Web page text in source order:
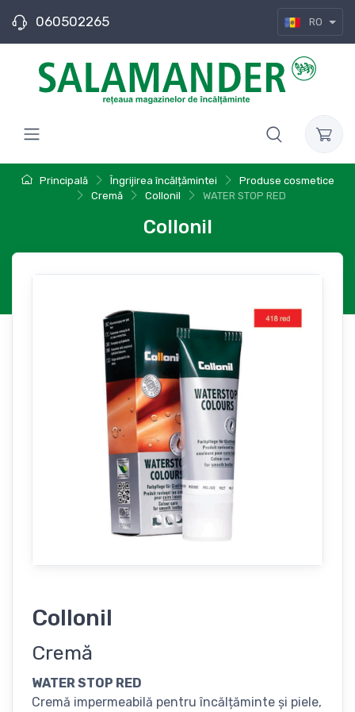
060502265 RO
Principală Îngrijirea încălțămintei
Produse cosmetice
Cremă
Collonil WATER STOP RED
Collonil
Collonil
Cremă
WATER STOP RED
Сremă impermeabilă pentru încălțăminte și piele,